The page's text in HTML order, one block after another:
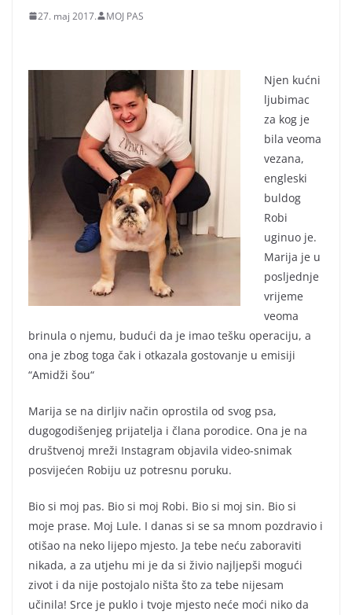
27. maj 2017. MOJ PAS
Njen kućni
ljubimac
za kog je
bila veoma
vezana,
engleski
buldog
Robi
uginuo je.
Marija je u
posljednje
vrijeme
veoma
brinula o njemu, budući da je imao tešku operaciju, a
ona je zbog toga čak i otkazala gostovanje u emisiji
“Amidži šou“
Marija se na dirljiv način oprostila od svog psa,
dugogodišenjeg prijatelja i člana porodice. Ona je na
društvenoj mreži Instagram objavila video-snimak
posvijećen Robiju uz potresnu poruku.
Bio si moj pas. Bio si moj Robi. Bio si moj sin. Bio si
moje prase. Moj Lule. I danas si se sa mnom pozdravio i
otišao na neko lijepo mjesto. Ja tebe neću zaboraviti
nikada, a za utjehu mi je da si živio najljepši mogući
zivot i da nije postojalo ništa što za tebe nijesam
učinila! Srce je puklo i tvoje mjesto neće moći niko da